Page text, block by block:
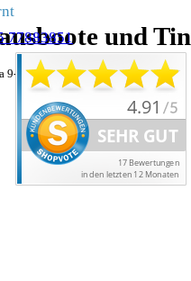
77883851
9-20 Uhr
und